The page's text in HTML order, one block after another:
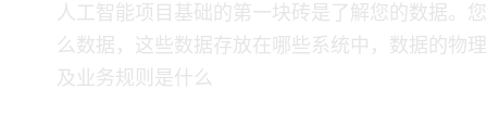
人工智能项目基础的第一块砖是了解您的数据。
么数据，这些数据存放在哪些系统中，数据的物
及业务规则是什么…